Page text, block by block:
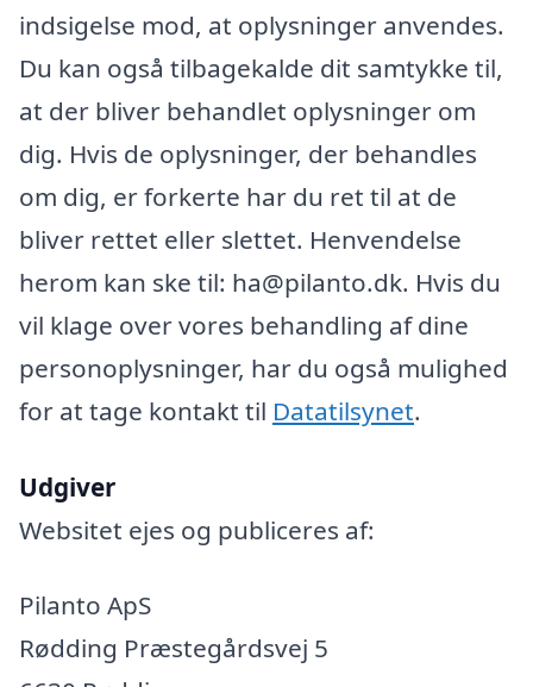
indsigelse mod, at oplysninger anvendes.
Du kan også tilbagekalde dit samtykke til,
at der bliver behandlet oplysninger om
dig. Hvis de oplysninger, der behandles
om dig, er forkerte har du ret til at de
bliver rettet eller slettet. Henvendelse
herom kan ske til: ha@pilanto.dk. Hvis du
vil klage over vores behandling af dine
personoplysninger, har du også mulighed
for at tage kontakt til Datatilsynet.
Udgiver
Websitet ejes og publiceres af:
Pilanto ApS
Rødding Præstegårdsvej 5